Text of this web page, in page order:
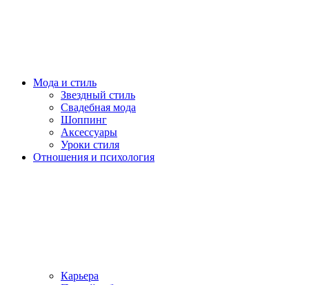
Мода и стиль
Звездный стиль
Свадебная мода
Шоппинг
Аксессуары
Уроки стиля
Отношения и психология
Карьера